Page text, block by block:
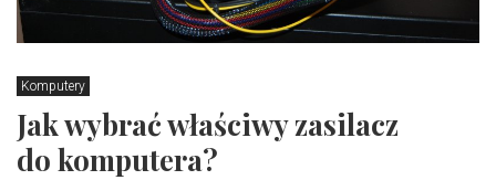
Komputery
Jak wybrać właściwy zasilacz
do komputera?